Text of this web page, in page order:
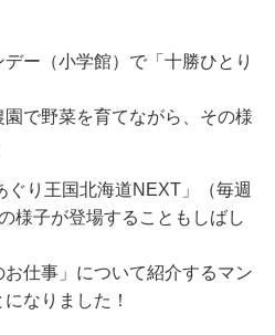
ー（小学館）で「十勝ひとり
で野菜を育てながら、その様
り王国北海道NEXT」（毎週
様子が登場することもしばし
仕事」について紹介するマン
なりました！